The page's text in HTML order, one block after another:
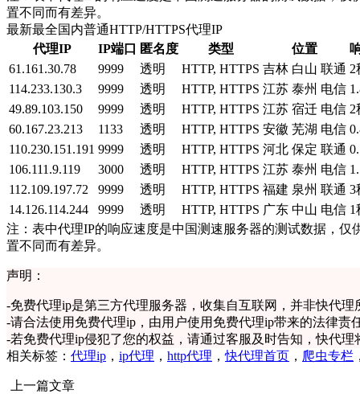
置不同而有差异。
最新最全国内普通HTTP/HTTPS代理IP
代理IP
IP端口 匿名度 类型 位置
61.161.30.78
9999 透明 HTTP, HTTPS 吉林 白山 联通 2
114.233.130.3
9999 透明 HTTP, HTTPS 江苏 泰州 电信
49.89.103.150
9999 透明 HTTP, HTTPS 江苏 宿迁 电信 2
60.167.23.213
1133 透明 HTTP, HTTPS 安徽 芜湖 电信
110.230.151.191 9999 透明 HTTP, HTTPS 河北 保定 联通
106.111.9.119
3000 透明 HTTP, HTTPS 江苏 泰州 电信
112.109.197.72
9999 透明 HTTP, HTTPS 福建 泉州 联通 3
14.126.114.244
9999 透明 HTTP, HTTPS 广东 中山 电信 1
注：表中代理IP的响应速度是中国测速服务器的测试数据，
置不同而有差异。
声明：
-免费代理ip是第三方代理服务器，收集自互联网，并非快代
-请合法使用免费代理ip，由用户使用免费代理ip带来的法律责
-若免费代理ip侵犯了您的权益，请通过客服及时告知，快代理
相关标签： 代理ip ， ip代理 ， http代理 ，快代理首页 ， 爬虫专栏
上一篇文章